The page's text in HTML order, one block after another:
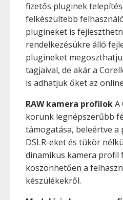
fizetős pluginek
felkészültebb
plugineket is
rendelkezésükre álló
plugineket
tagjaival, de akár a
is adhatjuk őket az
RAW kamera profilokA
korunk legnépszerűbb
támogatása, beleértve a
DSLR-eket és tükör
dinamikus kamera profil
köszönhetően a
készülékekről.